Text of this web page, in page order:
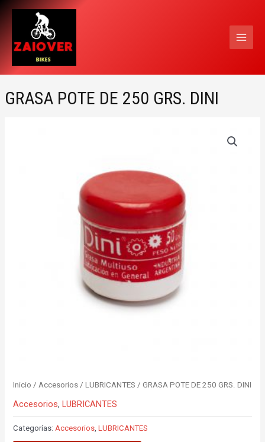
contenido
GRASA POTE DE 250 GRS. DINI
Inicio /Accesorios /LUBRICANTES / GRASA POTE DE 250 GRS. DINI
Accesorios,LUBRICANTES
Categorías: Accesorios ,LUBRICANTES